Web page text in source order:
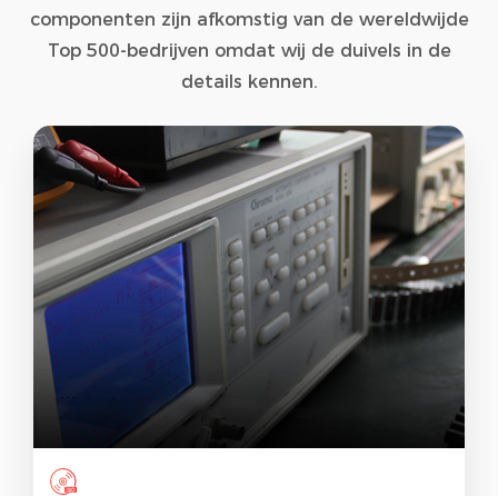
componenten zijn afkomstig van de wereldwijde
Top 500-bedrijven omdat wij de duivels in de
details kennen.